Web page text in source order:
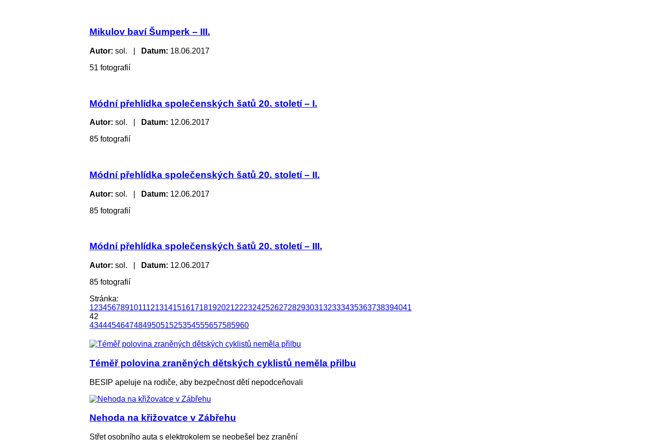
Mikulov baví Šumperk – III.
Autor: sol. | Datum: 18.06.2017
51 fotografií
Módní přehlídka společenských šatů 20. století – I.
Autor: sol. | Datum: 12.06.2017
85 fotografií
Módní přehlídka společenských šatů 20. století – II.
Autor: sol. | Datum: 12.06.2017
85 fotografií
Módní přehlídka společenských šatů 20. století – III.
Autor: sol. | Datum: 12.06.2017
85 fotografií
Stránka:
1234567891011121314151617181920212223242526272829303132333435363738394041
42
434445464748495051525354555657585960
Téměř polovina zraněných dětských cyklistů neměla přilbu
BESIP apeluje na rodiče, aby bezpečnost dětí nepodceňovali
Nehoda na křižovatce v Zábřehu
Střet osobního auta s elektrokolem se neobešel bez zranění